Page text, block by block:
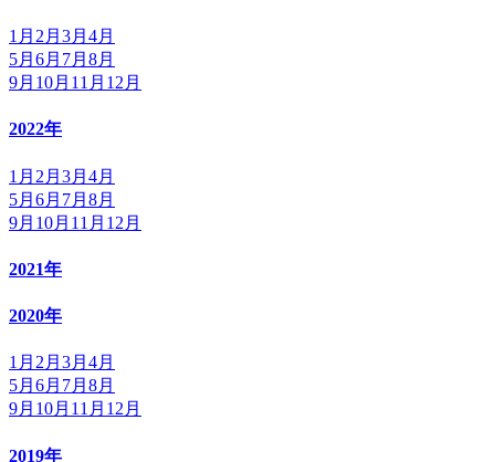
1月 2月 3月 4月
5月 6月 7月 8月
9月 10月 11月 12月
2022年
1月 2月 3月 4月
5月 6月 7月 8月
9月 10月 11月 12月
2021年
2020年
1月 2月 3月 4月
5月 6月 7月 8月
9月 10月 11月 12月
2019年